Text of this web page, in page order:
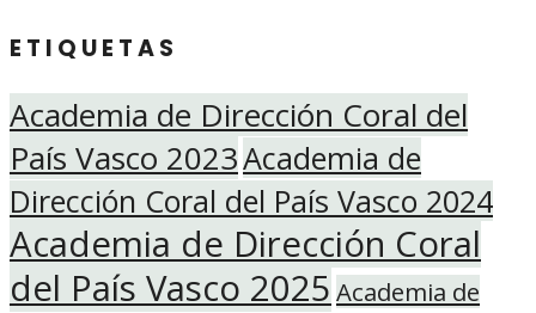
ETIQUETAS
Academia de Dirección Coral del
País Vasco 2023Academia de
Dirección Coral del País Vasco 2024
Academia de Dirección Coral
del País Vasco 2025 Academia de